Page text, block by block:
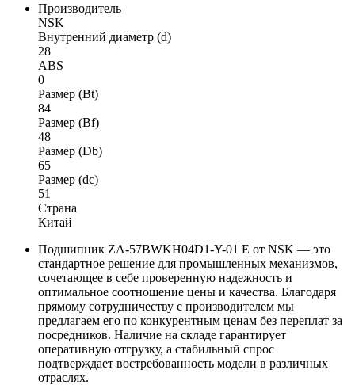
Производитель
NSK
Внутренний диаметр (d)
28
ABS
0
Размер (Bt)
84
Размер (Bf)
48
Размер (Db)
65
Размер (dc)
51
Страна
Китай
Подшипник ZA-57BWKH04D1-Y-01 E от NSK — это
стандартное решение для промышленных механизмов,
сочетающее в себе проверенную надежность и
оптимальное соотношение цены и качества. Благодаря
прямому сотрудничеству с производителем мы
предлагаем его по конкурентным ценам без переплат за
посредников. Наличие на складе гарантирует
оперативную отгрузку, а стабильный спрос
подтверждает востребованность модели в различных
отраслях.